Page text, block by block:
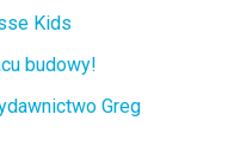
Kids
budowy!
Greg